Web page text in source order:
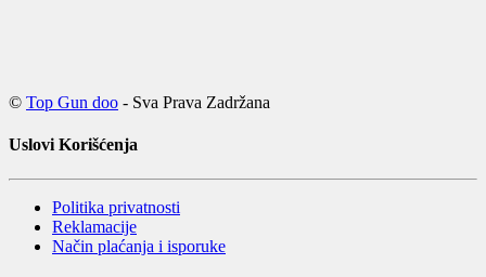
© Top Gun doo - Sva Prava Zadržana
Uslovi Korišćenja
Politika privatnosti
Reklamacije
Način plaćanja i isporuke